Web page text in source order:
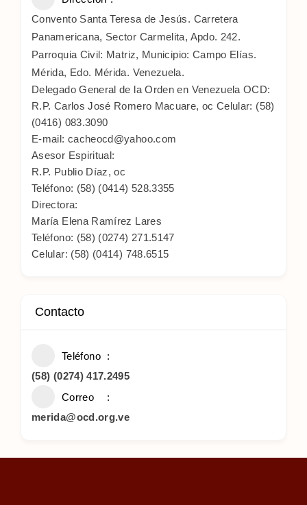
Convento Santa Teresa de Jesús. Carretera
Panamericana, Sector Carmelita, Apdo. 242.
Parroquia Civil: Matriz, Municipio: Campo Elías.
Mérida, Edo. Mérida. Venezuela.
Delegado General de la Orden en Venezuela OCD:
R.P. Carlos José Romero Macuare, oc Celular: (58)
(0416) 083.3090
E-mail: cacheocd@yahoo.com
Asesor Espiritual:
R.P. Publio Díaz, oc
Teléfono: (58) (0414) 528.3355
Directora:
María Elena Ramírez Lares
Teléfono: (58) (0274) 271.5147
Celular: (58) (0414) 748.6515
Contacto
Teléfono
(58) (0274) 417.2495
Correo
merida@ocd.org.ve